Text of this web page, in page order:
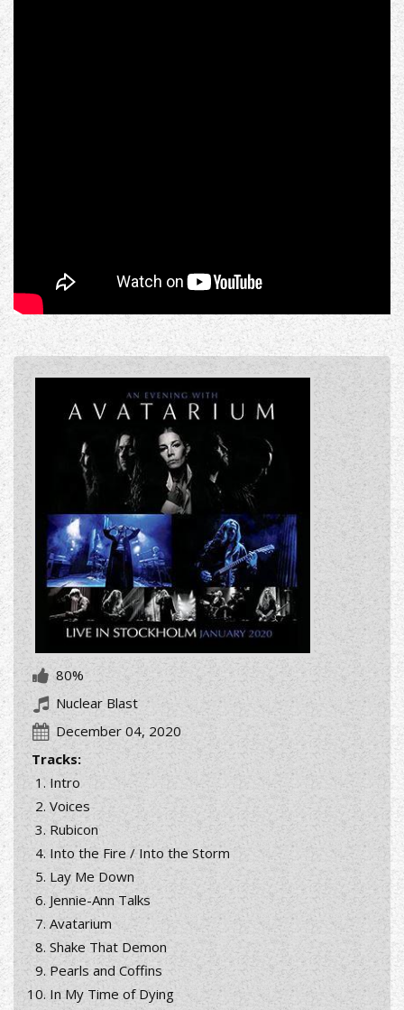
80%
Nuclear Blast
December 04, 2020
Tracks:
Intro
Voices
Rubicon
Into the Fire / Into the Storm
Lay Me Down
Jennie-Ann Talks
Avatarium
Shake That Demon
Pearls and Coffins
In My Time of Dying